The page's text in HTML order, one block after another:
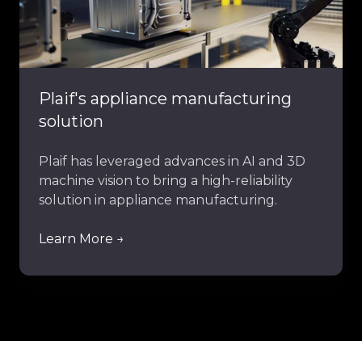
Plaif's appliance manufacturing
solution
Plaif has leveraged advances in AI and 3D
machine vision to bring a high-reliability
solution in appliance manufacturing.
Learn More →